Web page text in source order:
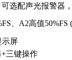
选配声光报警器
、A2高值50%FS
示屏
三键操作